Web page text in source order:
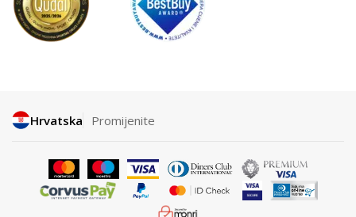
Hrvatska Promijenite